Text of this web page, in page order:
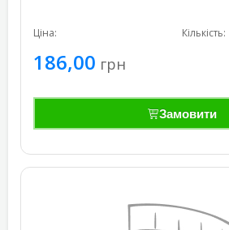
Ціна:
186,00 грн
Кількість:
Замовити